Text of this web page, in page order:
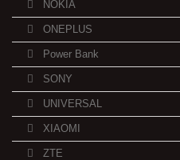
NOKIA
ONEPLUS
Power Bank
SONY
UNIVERSAL
XIAOMI
ZTE